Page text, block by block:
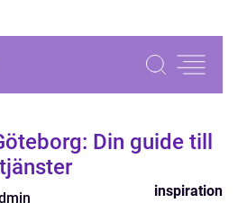
Din guide till
inspiration